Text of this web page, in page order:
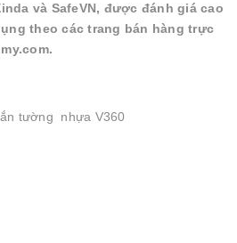
và SafeVN, được đánh giá cao
theo các trang bán hàng trực
tường nhựa V360